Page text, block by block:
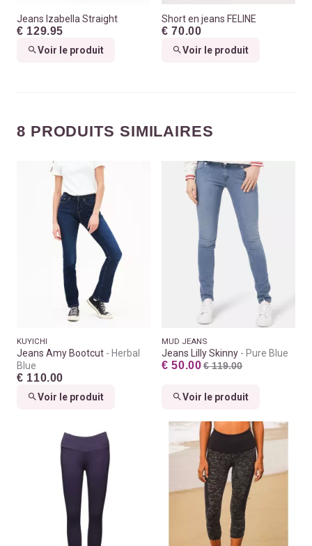
Jeans Izabella Straight
€ 129.95
Voir le produit
Short en jeans FELINE
€ 70.00
Voir le produit
8 PRODUITS SIMILAIRES
KUYICHI
Jeans Amy Bootcut
Herbal
Blue
€ 110.00
Voir le produit
MUD JEANS
Jeans Lilly Skinny Pure Blue
€ 50.00 € 119.00
Voir le produit